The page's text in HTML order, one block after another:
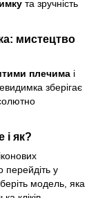
та зручність
мистецтво
плечима і
зберігає
і як?
перейдіть у
модель, яка